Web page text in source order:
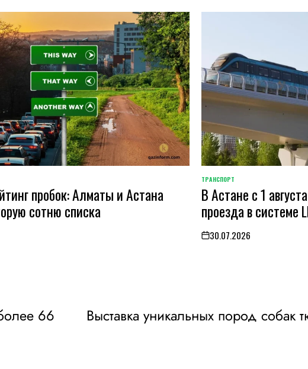
пробок: Алматы и Астана
сотню списка
POSTED
IN
ТРАНСПОРТ
В Астане с 1
проезда в системе
on30.07.2026
66
Выставка уникальных пород собак